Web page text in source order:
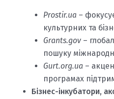
Prostir.ua –
культурних та
Grants.gov –
пошуку
Gurt.org.ua –
програмах
Бізнес-інкубатори,